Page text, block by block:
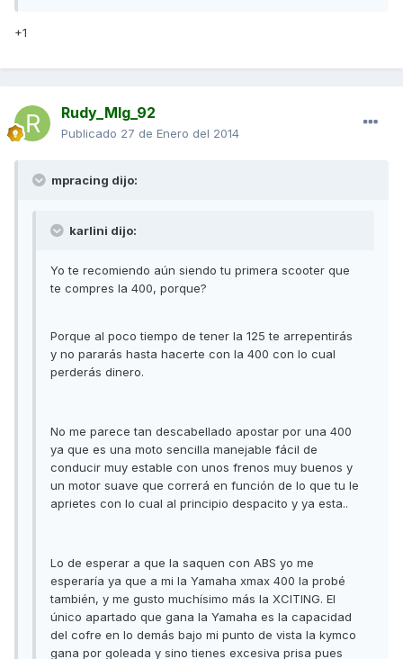
+1
Rudy_Mlg_92
Publicado 27 de Enero del 2014
mpracing dijo:
karlini dijo:
Yo te recomiendo aún siendo tu primera scooter que
te compres la 400, porque?
Porque al poco tiempo de tener la 125 te arrepentirás
y no pararás hasta hacerte con la 400 con lo cual
perderás dinero.
No me parece tan descabellado apostar por una 400
ya que es una moto sencilla manejable fácil de
conducir muy estable con unos frenos muy buenos y
un motor suave que correrá en función de lo que tu le
aprietes con lo cual al principio despacito y ya esta..
Lo de esperar a que la saquen con ABS yo me
esperaría ya que a mi la Yamaha xmax 400 la probé
también, y me gusto muchísimo más la XCITING. El
único apartado que gana la Yamaha es la capacidad
del cofre en lo demás bajo mi punto de vista la kymco
gana por goleada y sino tienes excesiva prisa pues